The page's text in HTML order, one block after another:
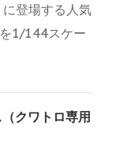
に登場する人気
1/144スケー
クワトロ専用